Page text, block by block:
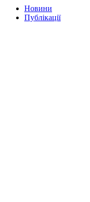
Новини
Публікації